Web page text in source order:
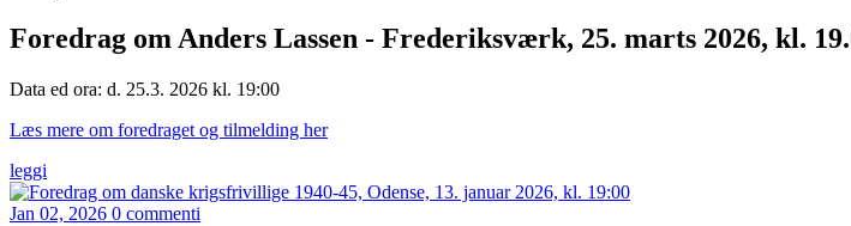
Foredrag om Anders Lassen - Frederiksværk, 25. marts 2026, kl.
Data ed ora: d. 25.3. 2026 kl. 19:00
Læs mere om foredraget og tilmelding her
leggi
Jan 02, 2026 0 commenti